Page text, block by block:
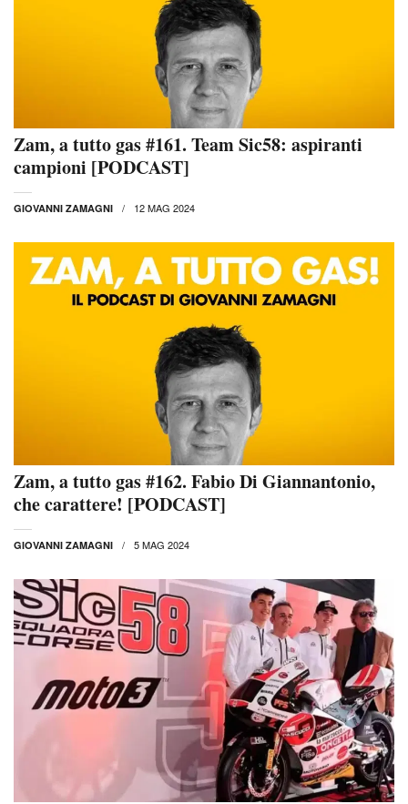
Zam, a tutto gas #161. Team Sic58: aspiranti
campioni [PODCAST]
GIOVANNI ZAMAGNI 12 MAG 2024
Zam, a tutto gas #162. Fabio Di Giannantonio,
che carattere! [PODCAST]
GIOVANNI ZAMAGNI 5 MAG 2024